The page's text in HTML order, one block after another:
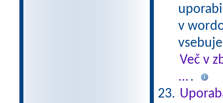
v
Več v
....